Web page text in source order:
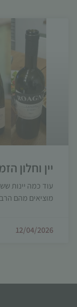
יין וחלון
עוד כמה יינות
מוציאים מהם
12/04/2026